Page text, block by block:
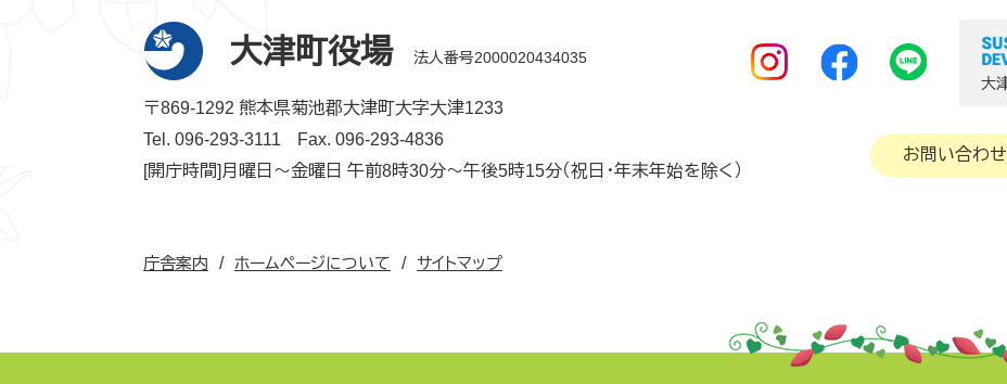
大津町役場 法人番号2000020434035
〒869-1292 熊本県菊池郡大津町大字大津1233
Tel. 096-293-3111
Fax. 096-293-4836
[開庁時間]月曜日～金曜日 午前8時30分～午後5時15分（祝日・年末年始を除く）
お問い合わせ
庁舎案内 ホームページについて サイトマップ